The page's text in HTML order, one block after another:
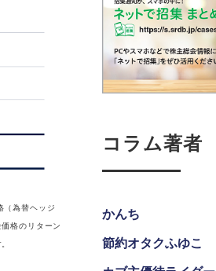
為替ヘッジ
格のリターン
コラム著者
かんち
節約オタクふゆこ